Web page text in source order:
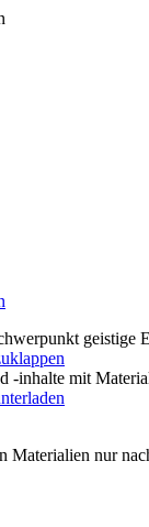
-inhalte mit
Materialien nur